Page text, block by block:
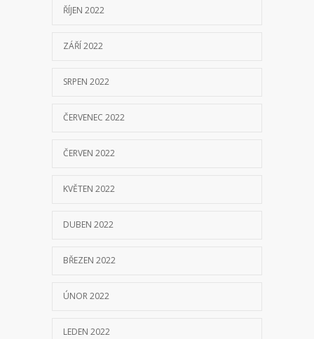
ŘÍJEN 2022
ZÁŘÍ 2022
SRPEN 2022
ČERVENEC 2022
ČERVEN 2022
KVĚTEN 2022
DUBEN 2022
BŘEZEN 2022
ÚNOR 2022
LEDEN 2022